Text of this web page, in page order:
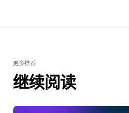
更多推荐
继续阅读